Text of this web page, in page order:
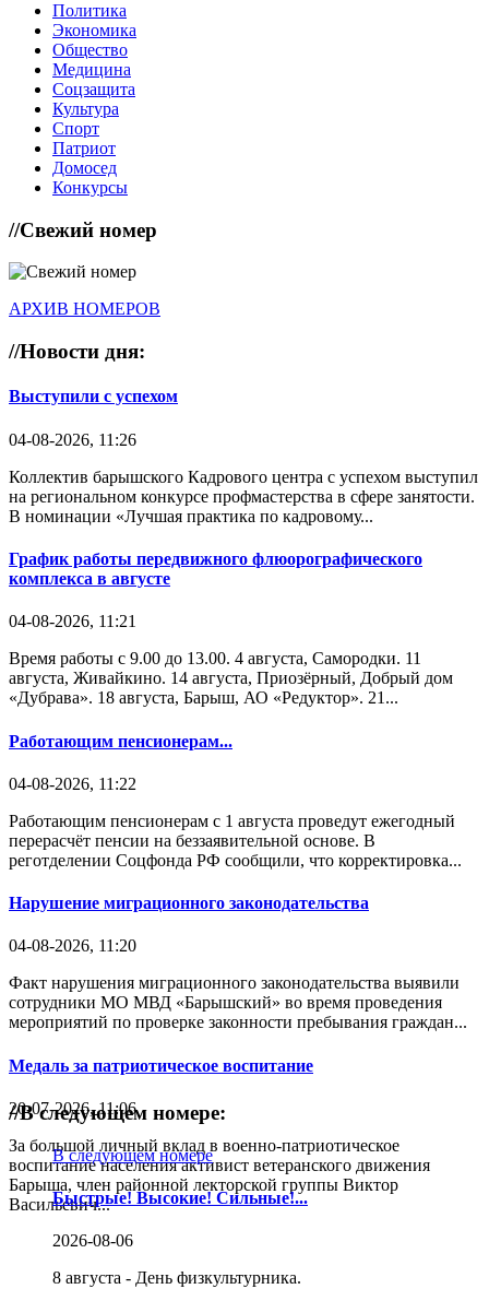
Политика
Экономика
Общество
Медицина
Соцзащита
Культура
Спорт
Патриот
Домосед
Конкурсы
//Свежий номер
АРХИВ НОМЕРОВ
//Новости дня:
Выступили с успехом
04-08-2026, 11:26
Коллектив барышского Кадрового центра с успехом выступил
на региональном конкурсе профмастерства в сфере занятости.
В номинации «Лучшая практика по кадровому...
График работы передвижного флюорографического
комплекса в августе
04-08-2026, 11:21
Время работы с 9.00 до 13.00. 4 августа, Самородки. 11
августа, Живайкино. 14 августа, Приозёрный, Добрый дом
«Дубрава». 18 августа, Барыш, АО «Редуктор». 21...
Работающим пенсионерам...
04-08-2026, 11:22
Работающим пенсионерам с 1 августа проведут ежегодный
перерасчёт пенсии на беззаявительной основе. В
реготделении Соцфонда РФ сообщили, что корректировка...
Нарушение миграционного законодательства
04-08-2026, 11:20
Факт нарушения миграционного законодательства выявили
сотрудники МО МВД «Барышский» во время проведения
мероприятий по проверке законности пребывания граждан...
Медаль за патриотическое воспитание
20-07-2026, 11:06
За большой личный вклад в военно-патриотическое
воспитание населения активист ветеранского движения
Барыша, член районной лекторской группы Виктор
Васильевич...
//В следующем номере:
В следующем номере
Быстрые! Высокие! Сильные!...
2026-08-06
8 августа - День физкультурника.